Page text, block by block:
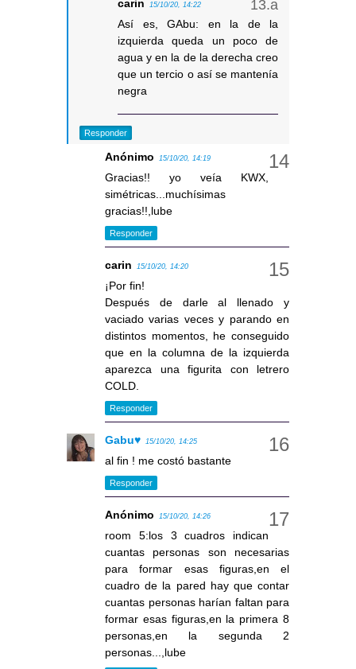
carin 15/10/20, 14:22
Así es, GAbu: en la de la
izquierda queda un poco de
agua y en la de la derecha creo
que un tercio o así se mantenía
negra
Responder
Anónimo 15/10/20, 14:19
Gracias!! yo veía KWX,
simétricas...muchísimas
gracias!!,lube
Responder
carin 15/10/20, 14:20
¡Por fin!
Después de darle al llenado y
vaciado varias veces y parando en
distintos momentos, he conseguido
que en la columna de la izquierda
aparezca una figurita con letrero
COLD.
Responder
Gabu♥ 15/10/20, 14:25
al fin ! me costó bastante
Responder
Anónimo 15/10/20, 14:26
room 5:los 3 cuadros indican
cuantas personas son necesarias
para formar esas figuras,en el
cuadro de la pared hay que contar
cuantas personas harían faltan para
formar esas figuras,en la primera 8
personas,en la segunda 2
personas...,lube